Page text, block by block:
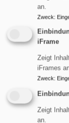
Hass
an.
Zweck:
iFrame
Zeigt
iFrames
Zweck:
Zeigt
an.